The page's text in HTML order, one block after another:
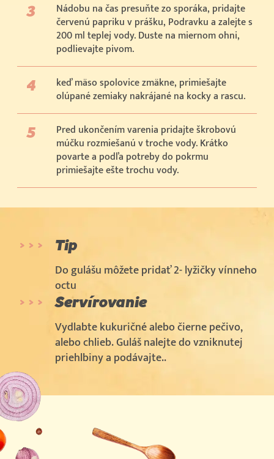
Nádobu na čas presuňte zo sporáka, pridajte
červenú papriku v prášku, Podravku a zalejte s
200 ml teplej vody. Duste na miernom ohni,
podlievajte pivom.
keď mäso spolovice zmäkne, primiešajte
olúpané zemiaky nakrájané na kocky a rascu.
Pred ukončením varenia pridajte škrobovú
múčku rozmiešanú v troche vody. Krátko
povarte a podľa potreby do pokrmu
primiešajte ešte trochu vody.
Tip
Do gulášu môžete pridať 2- lyžičky vínneho
octu
Servírovanie
Vydlabte kukuričné alebo čierne pečivo,
alebo chlieb. Guláš nalejte do vzniknutej
priehlbiny a podávajte..